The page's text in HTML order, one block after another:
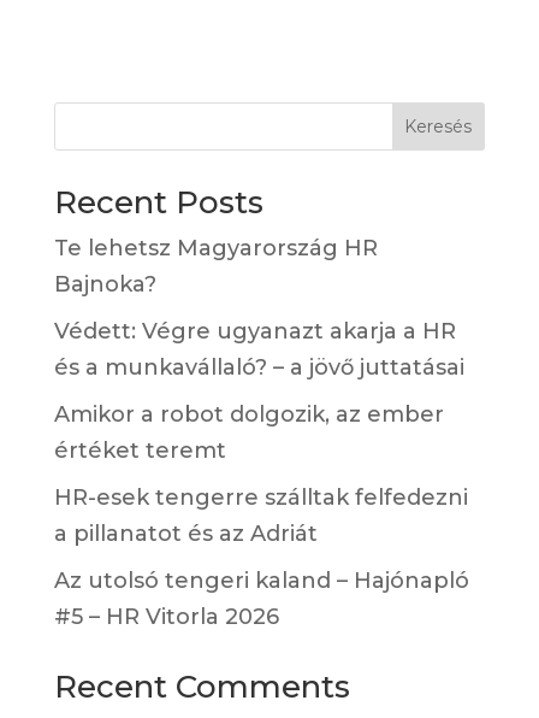
Keresés
Recent Posts
Te lehetsz Magyarország HR
Bajnoka?
Védett: Végre ugyanazt akarja a HR
és a munkavállaló? – a jövő juttatásai
Amikor a robot dolgozik, az ember
értéket teremt
HR-esek tengerre szálltak felfedezni
a pillanatot és az Adriát
Az utolsó tengeri kaland – Hajónapló
#5 – HR Vitorla 2026
Recent Comments